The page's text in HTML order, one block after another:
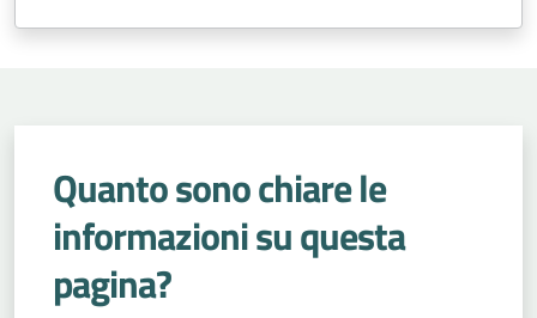
Quanto sono chiare le
informazioni su questa
pagina?